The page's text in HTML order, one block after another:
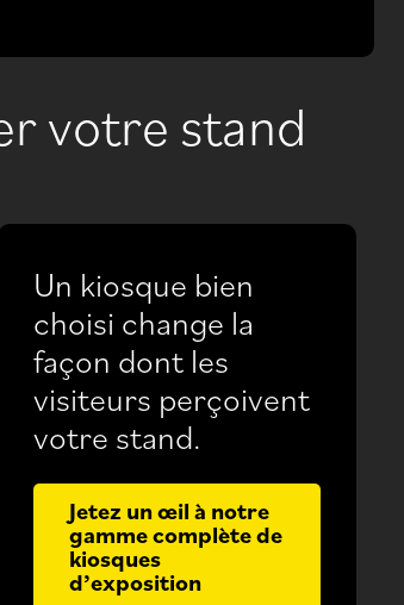
votre stand
Un kiosque bien
choisi change la
façon dont les
visiteurs perçoivent
votre stand.
Jetez un œil à notre
gamme complète de
kiosques
d’exposition